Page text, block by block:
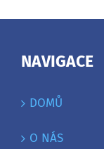
NAVIGACE
DOMŮ
O NÁS